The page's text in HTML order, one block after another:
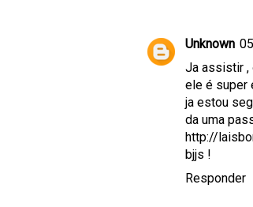
Unknown
Ja assistir ,
ele é super
ja estou
da uma
http://
bjjs !
Responder